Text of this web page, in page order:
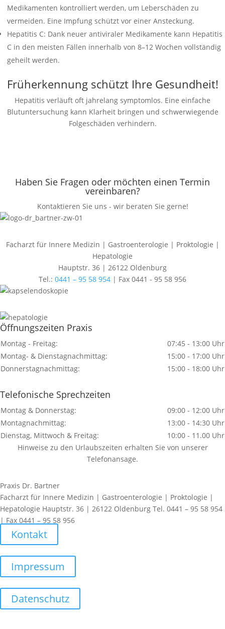
Medikamenten kontrolliert werden, um Leberschäden zu
vermeiden. Eine Impfung schützt vor einer Ansteckung.
Hepatitis C: Dank neuer antiviraler Medikamente kann Hepatitis
C in den meisten Fällen innerhalb von 8–12 Wochen vollständig
geheilt werden.
Früherkennung schützt Ihre Gesundheit!
Hepatitis verläuft oft jahrelang symptomlos. Eine einfache
Blutuntersuchung kann Klarheit bringen und schwerwiegende
Folgeschäden verhindern.
Haben Sie Fragen oder möchten einen Termin
vereinbaren?
Kontaktieren Sie uns - wir beraten Sie gerne!
Facharzt für Innere Medizin | Gastroenterologie | Proktologie |
Hepatologie
Hauptstr. 36 | 26122 Oldenburg
Tel.: 0441 – 95 58 954 | Fax 0441 - 95 58 956
Öffnungszeiten Praxis
Montag - Freitag:
07:45 - 13:00 Uhr
Montag- & Dienstagnachmittag:
15:00 - 17:00 Uhr
Donnerstagnachmittag:
15:00 - 18:00 Uhr
Telefonische Sprechzeiten
Montag & Donnerstag:
09:00 - 12:00 Uhr
Montagnachmittag:
13:00 - 14:30 Uhr
Dienstag, Mittwoch & Freitag:
10:00 - 11.00 Uhr
Hinweise zu den Urlaubszeiten erhalten Sie von unserer
Telefonansage.
Praxis Dr. Bartner
Facharzt für Innere Medizin | Gastroenterologie | Proktologie |
Hepatologie Hauptstr. 36 | 26122 Oldenburg Tel. 0441 – 95 58 954
| Fax 0441 – 95 58 956
Kontakt
Impressum
Datenschutz